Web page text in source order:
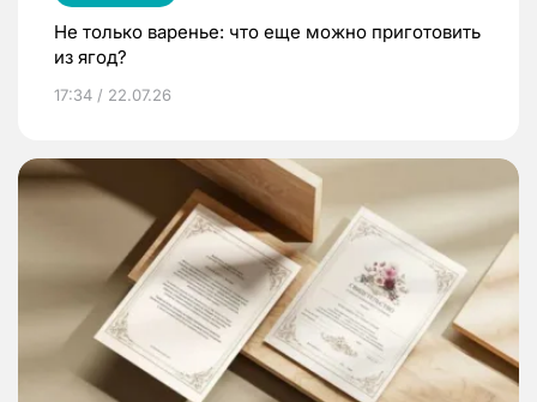
Не только варенье: что еще можно приготовить
из ягод?
17:34 / 22.07.26